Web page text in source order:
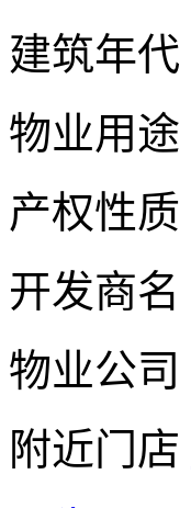
建筑年代
物业用途
产权性质
开发商名
物业公司
附近门店